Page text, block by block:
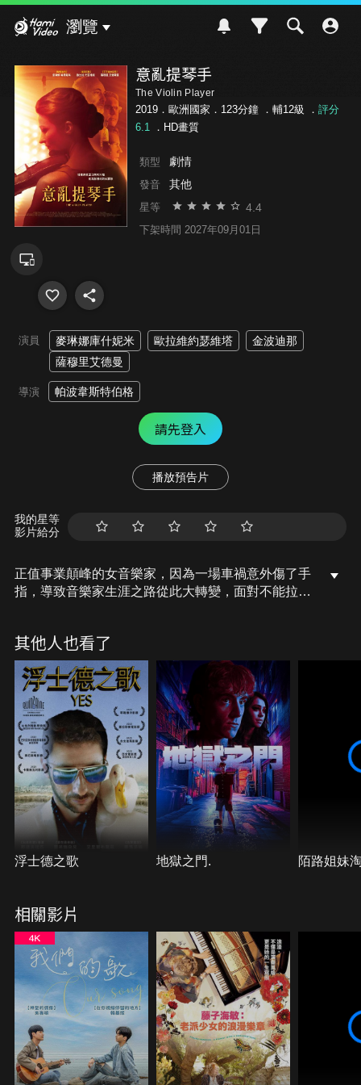
瀏覽
意亂提琴手
The Violin Player
2019．歐洲國家．123分鐘 ． 輔12級 ． 評分
6.1．HD畫質
類型 劇情
發音 其他
星等 4.4
下架時間 2027年09月01日
演員 麥琳娜庫什妮米 歐拉維約瑟維塔
金波迪那
薩穆里艾德曼
導演 帕波韋斯特伯格
請先登入
播放預告片
我的星等
影片給分
正值事業顛峰的女音樂家，因為一場車禍意外傷了手
指，導致音樂家生涯之路從此大轉變，面對不能拉琴
場意外的戀曲，從本來的浪漫激情美好，最後卻轉變
為男學生與女老師生命中的一場風暴…。
其他人也看了
浮士德之歌 地獄之門. 陌路姐妹
相關影片